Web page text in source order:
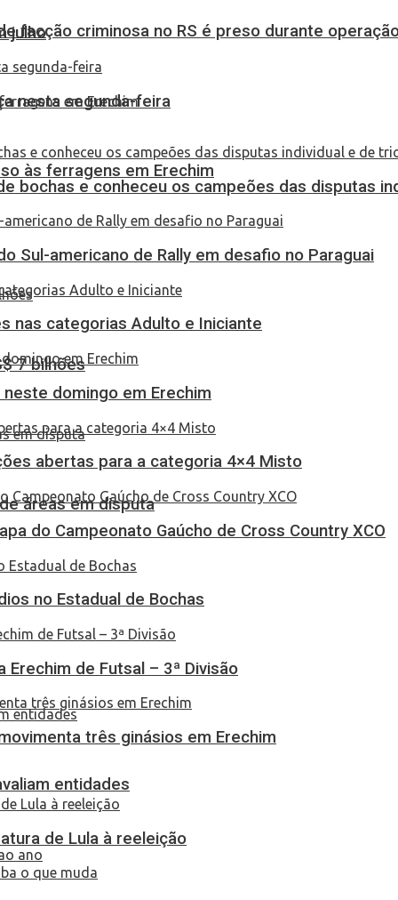
facção criminosa no RS é preso durante
às ferragens em Erechim
7 bilhões
áreas em disputa
entidades
julho
nesta segunda-feira
bochas e conheceu os campeões das disputas
Sul-americano de Rally em desafio no Paraguai
nas categorias Adulto e Iniciante
domingo em Erechim
abertas para a categoria 4×4 Misto
do Campeonato Gaúcho de Cross Country XCO
no Estadual de Bochas
de Futsal – 3ª Divisão
três ginásios em Erechim
de Lula à reeleição